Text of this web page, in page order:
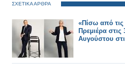
ΣΧΕΤΙΚΑ ΑΡΘΡΑ
«Πίσω από τις
Πρεμιέρα στις
Αυγούστου